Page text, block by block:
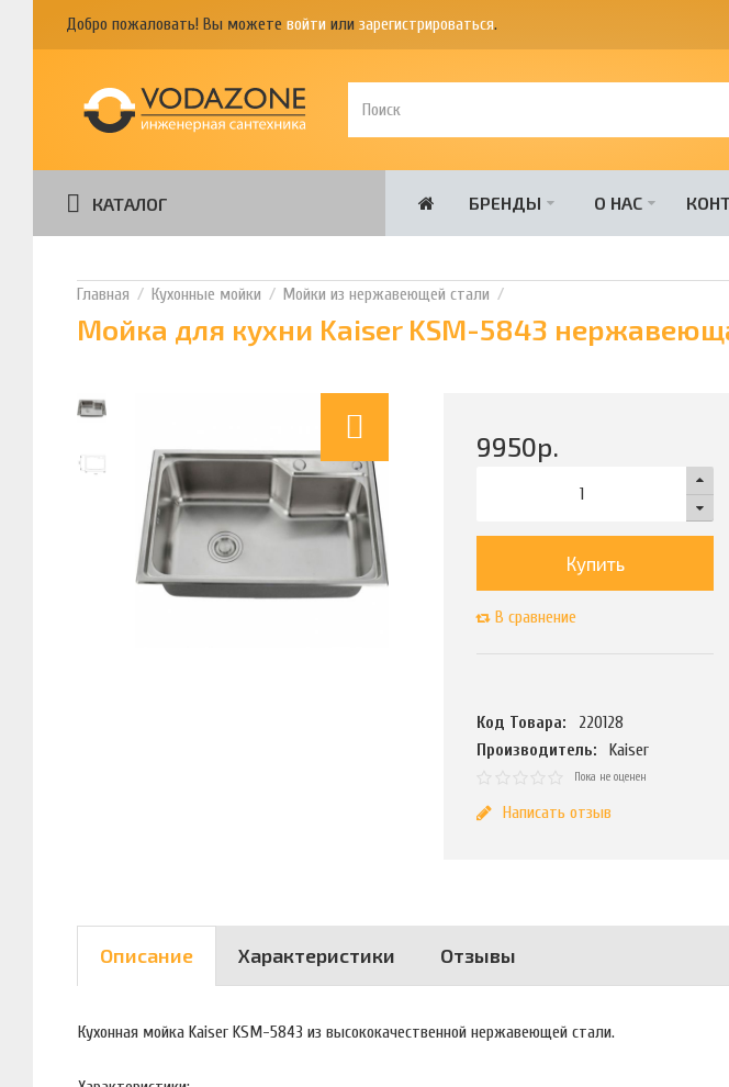
Добро пожаловать! Вы можете войти или зарегистрироваться.
КАТАЛОГ БРЕНДЫ О НАС
Кухонные мойки Мойки из нержавеющей стали
Мойка для кухни Kaiser KSM-5843
9950р.
Купить
В сравнение
Код Товара:
220128
Производитель:
Kaiser
Пока не оценен
Написать отзыв
Описание Характеристики Отзывы
Кухонная мойка Kaiser KSM-5843 из высококачественной нержавеющей стали.